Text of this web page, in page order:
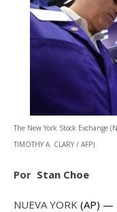
The New York Stock Exchange
TIMOTHY A. CLARY / AFP)
Por Stan Choe
NUEVA YORK (AP) —